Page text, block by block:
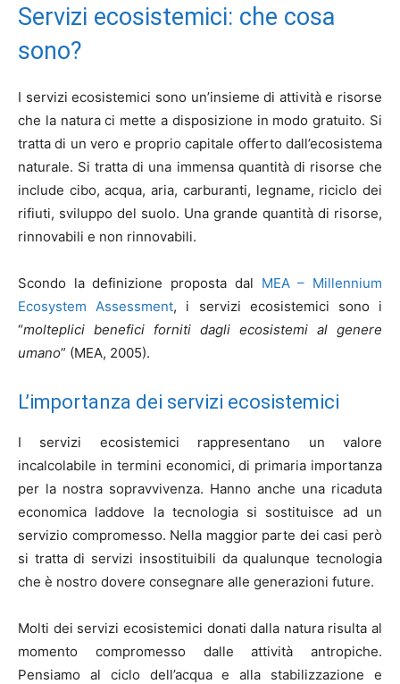
Servizi ecosistemici: che cosa
sono?
I servizi ecosistemici sono un’insieme di attività e risorse
che la natura ci mette a disposizione in modo gratuito. Si
tratta di un vero e proprio capitale offerto dall’ecosistema
naturale. Si tratta di una immensa quantità di risorse che
include cibo, acqua, aria, carburanti, legname, riciclo dei
rifiuti, sviluppo del suolo. Una grande quantità di risorse,
rinnovabili e non rinnovabili.
Scondo la definizione proposta dal MEA – Millennium
Ecosystem Assessment, i servizi ecosistemici sono i
“molteplici benefici forniti dagli ecosistemi al genere
umano” (MEA, 2005).
L’importanza dei servizi ecosistemici
I servizi ecosistemici rappresentano un valore
incalcolabile in termini economici, di primaria importanza
per la nostra sopravvivenza. Hanno anche una ricaduta
economica laddove la tecnologia si sostituisce ad un
servizio compromesso. Nella maggior parte dei casi però
si tratta di servizi insostituibili da qualunque tecnologia
che è nostro dovere consegnare alle generazioni future.
Molti dei servizi ecosistemici donati dalla natura risulta al
momento compromesso dalle attività antropiche.
Pensiamo al ciclo dell’acqua e alla stabilizzazione e